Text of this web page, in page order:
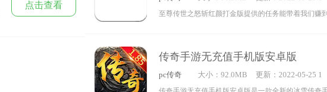
点击查看
4:21:48
至尊传世之怒斩红颜打金版提供的任务能带着我们赚
杀震撼来袭，打怪升级爆装备都能拥有额外的加成。
传奇手游无充值手机版安卓版
pc传奇 大小：92.0MB
更新：2022-05-25 1
4:02:33